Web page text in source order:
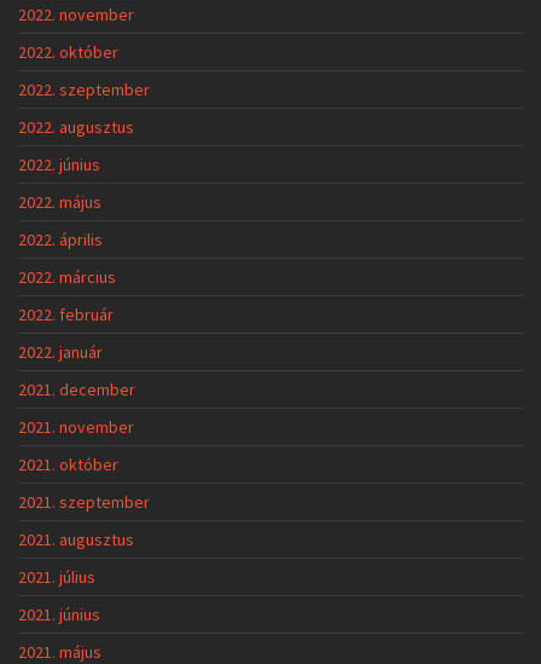
2022. november
2022. október
2022. szeptember
2022. augusztus
2022. június
2022. május
2022. április
2022. március
2022. február
2022. január
2021. december
2021. november
2021. október
2021. szeptember
2021. augusztus
2021. július
2021. június
2021. május